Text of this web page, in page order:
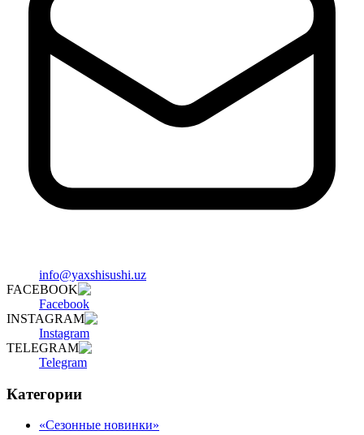
info@yaxshisushi.uz
FACEBOOK
Facebook
INSTAGRAM
Instagram
TELEGRAM
Telegram
Категории
«Сезонные новинки»